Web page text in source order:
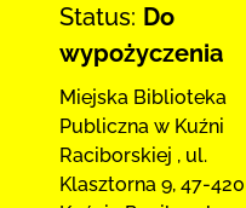
Status: Do
wypożyczenia
Miejska Biblioteka
Publiczna w Kuźni
Raciborskiej , ul.
Klasztorna 9, 47-420